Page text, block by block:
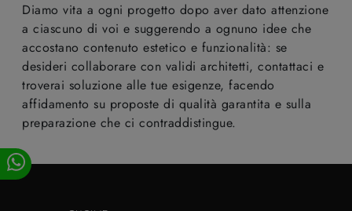
Diamo vita a ogni progetto dopo aver dato attenzione
a ciascuno di voi e suggerendo a ognuno idee che
accostano contenuto estetico e funzionalità: se
desideri collaborare con validi architetti, contattaci e
troverai soluzione alle tue esigenze, facendo
affidamento su proposte di qualità garantita e sulla
preparazione che ci contraddistingue.